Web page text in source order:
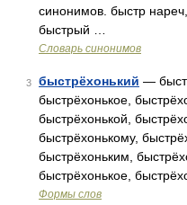
синонимов. быстр
быстрый …
Словарь синонимов
3 быстрёхонький —
быстрёхонькое,
быстрёхонькой,
быстрёхонькому,
быстрёхоньким,
быстрёхонькое,
Формы слов